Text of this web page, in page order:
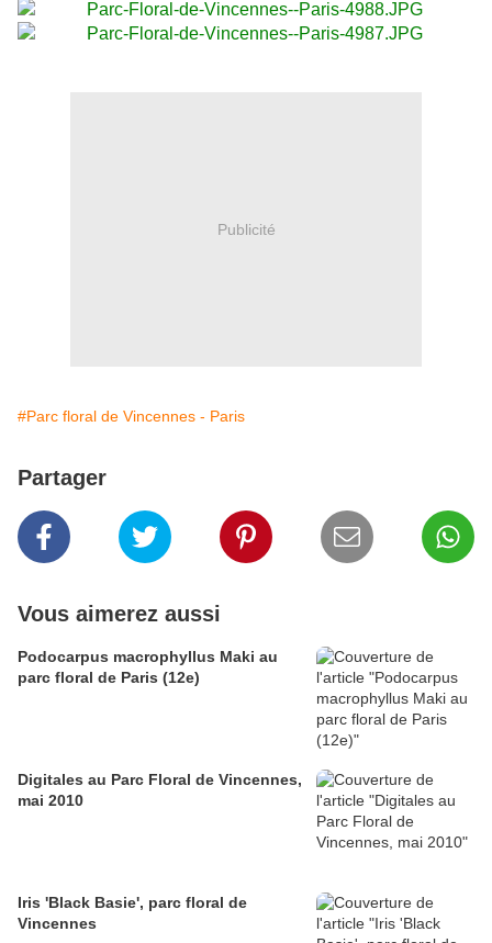
Publicité
#Parc floral de Vincennes - Paris
Partager
Vous aimerez aussi
Podocarpus macrophyllus Maki au
parc floral de Paris (12e)
Digitales au Parc Floral de Vincennes,
mai 2010
Iris 'Black Basie', parc floral de
Vincennes